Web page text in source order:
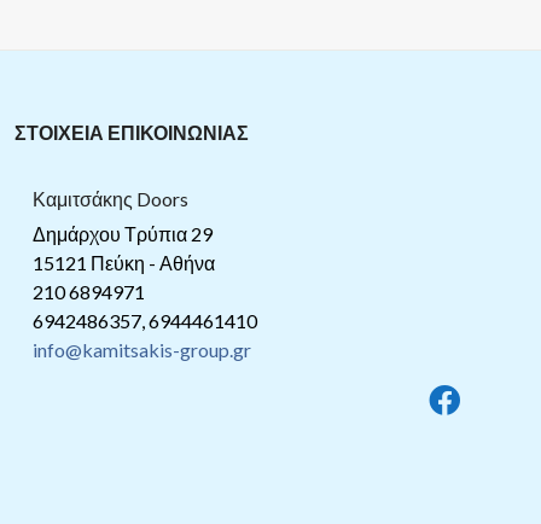
ΣΤΟΙΧΕΙΑ ΕΠΙΚΟΙΝΩΝΙΑΣ
Καμιτσάκης Doors
Δημάρχου Τρύπια 29
15121 Πεύκη - Αθήνα
210 6894971
6942486357, 6944461410
info@kamitsakis-group.gr